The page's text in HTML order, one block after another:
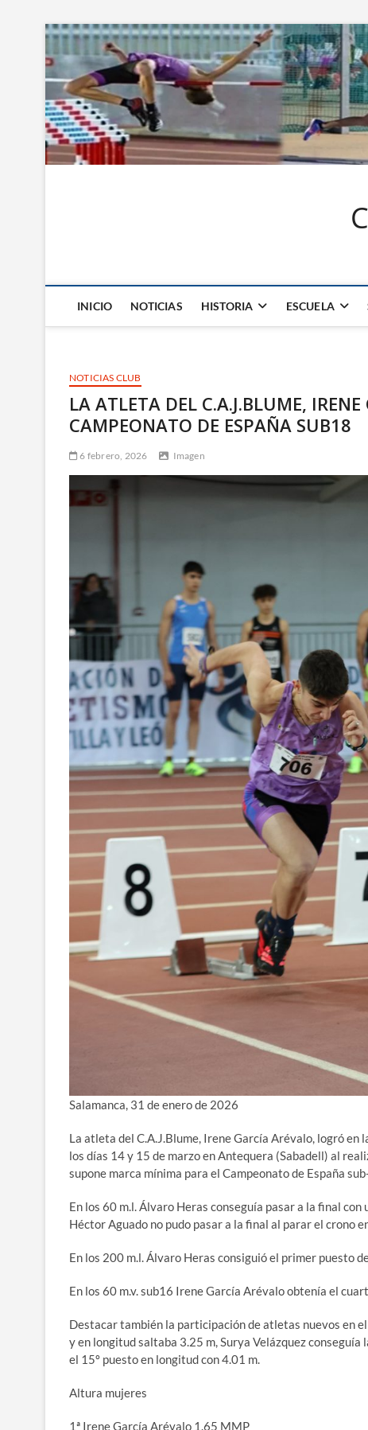
Saltar
contenido
INICIO NOTICIAS HISTORIA ESCUELA
NOTICIAS CLUB
LA ATLETA DEL C.A.J.BLUME,
CAMPEONATO DE ESPAÑA SUB18
6 febrero, 2026 Imagen
Salamanca, 31 de enero de 2026
La atleta del C.A.J.Blume, Irene García Arévalo, logró
los días 14 y 15 de marzo en Antequera (Sabadell) al
supone marca mínima para el Campeonato de España
En los 60 m.l. Álvaro Heras conseguía pasar a la final
Héctor Aguado no pudo pasar a la final al parar el crono
En los 200 m.l. Álvaro Heras consiguió el primer puesto
En los 60 m.v. sub16 Irene García Arévalo obtenía el
Destacar también la participación de atletas nuevos en
y en longitud saltaba 3.25 m, Surya Velázquez
el 15º puesto en longitud con 4.01 m.
Altura mujeres
1ª Irene García Arévalo 1.65 MMP